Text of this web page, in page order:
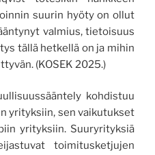
suurin hyöty on ollut
valmius, tietoisuus
tällä hetkellä on ja mihin
(KOSEK 2025.)
kohdistuu
yrityksiin, sen vaikutukset
yrityksiin. Suuryrityksiä
toimitusketjujen